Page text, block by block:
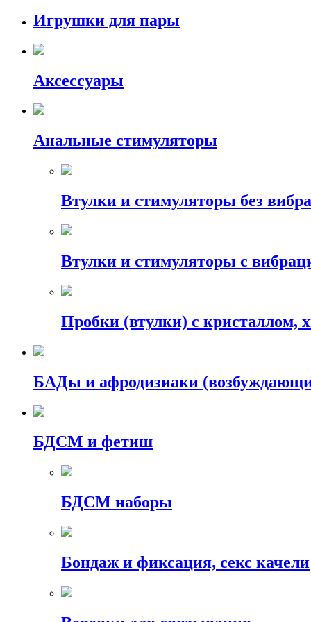
Игрушки для пары
Аксессуары
Анальные стимуляторы
Втулки и стимуляторы без
Втулки и стимуляторы с
Пробки (втулки) с кристаллом,
БАДы и афродизиаки
БДСМ и фетиш
БДСМ наборы
Бондаж и фиксация, секс качели